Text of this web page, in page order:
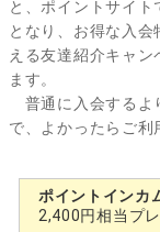
と、ポイントサイ
となり、お得な入
える友達紹介キャ
ます。
普通に入会するよ
で、よかったらご利
ポイントインカ
2,400円相当プ